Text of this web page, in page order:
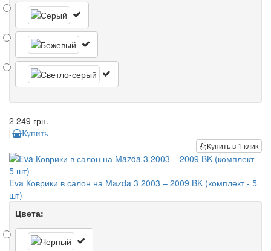
2 249 грн.
Купить
Купить в 1 клик
Eva Коврики в салон на Mazda 3 2003 – 2009 BK (комплект - 5
шт)
Цвета: